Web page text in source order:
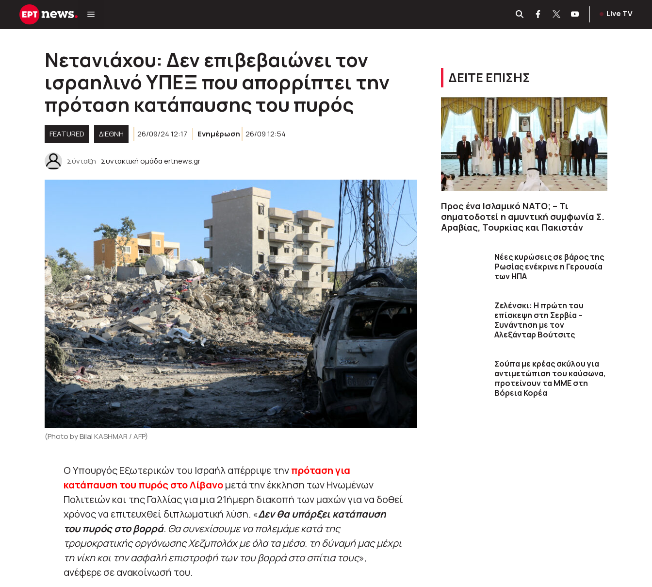
Μετάβαση
Live TV
Νετανιάχου: Δεν επιβεβαιώνει τον
ισραηλινό ΥΠΕΞ που απορρίπτει την
πρόταση κατάπαυσης του πυρός
FEATURED ΔΙΕΘΝΗ 26/09/24 12:17 Ενημέρωση 26/09 12:54
Σύνταξη Συντακτική ομάδα ertnews.gr
(Photo by Bilal KASHMAR / AFP)
Ο Υπουργός Εξωτερικών του Ισραήλ απέρριψε τηνπρόταση για
κατάπαυση του πυρός στο Λίβανομετά την έκκληση των Ηνωμένων
Πολιτειών και της Γαλλίας για μια 21ήμερη διακοπή των μαχών για να δοθεί
χρόνος να επιτευχθεί διπλωματική λύση. «Δεν θα υπάρξει κατάπαυση
του πυρός στο βορρά. Θα συνεχίσουμε να πολεμάμε κατά της
τρομοκρατικής οργάνωσης Χεζμπολάχ με όλα τα μέσα. τη δύναμή μας μέχρι
τη νίκη και την ασφαλή επιστροφή των του βορρά στα σπίτια τους»,
ανέφερε σε ανακοίνωσή του.
ΔΕΙΤΕ ΕΠΙΣΗΣ
Προς ένα Ισλαμικό ΝΑΤΟ; – Τι
σηματοδοτεί η αμυντική συμφωνία Σ.
Αραβίας, Τουρκίας και Πακιστάν
Νέες κυρώσεις σε βάρος της
Ρωσίας ενέκρινε η Γερουσία
των ΗΠΑ
Ζελένσκι: Η πρώτη του
επίσκεψη στη Σερβία –
Συνάντηση με τον
Αλεξάνταρ Βούτσιτς
Σούπα με κρέας σκύλου για
αντιμετώπιση του καύσωνα,
προτείνουν τα ΜΜΕ στη
Βόρεια Κορέα